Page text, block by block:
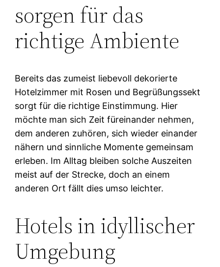
sorgen für das
richtige Ambiente
Bereits das zumeist liebevoll dekorierte
Hotelzimmer mit Rosen und Begrüßungssekt
sorgt für die richtige Einstimmung. Hier
möchte man sich Zeit füreinander nehmen,
dem anderen zuhören, sich wieder einander
nähern und sinnliche Momente gemeinsam
erleben. Im Alltag bleiben solche Auszeiten
meist auf der Strecke, doch an einem
anderen Ort fällt dies umso leichter.
Hotels in idyllischer
Umgebung